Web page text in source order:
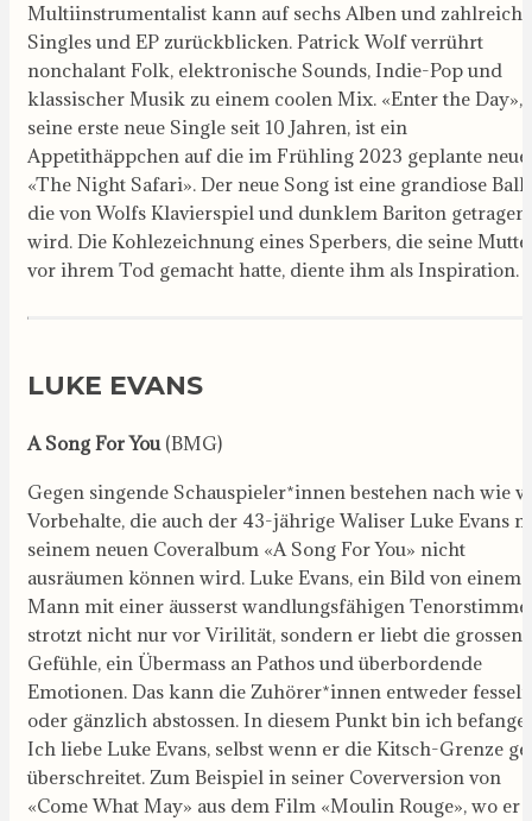
Multiinstrumentalist kann auf sechs Alben und zahlreiche
Singles und EP zurückblicken. Patrick Wolf verrührt
nonchalant Folk, elektronische Sounds, Indie-Pop und
klassischer Musik zu einem coolen Mix. «Enter the Day»,
seine erste neue Single seit 10 Jahren, ist ein
Appetithäppchen auf die im Frühling 2023 geplante neue
«The Night Safari». Der neue Song ist eine grandiose
die von Wolfs Klavierspiel und dunklem Bariton getragen
wird. Die Kohlezeichnung eines Sperbers, die seine
vor ihrem Tod gemacht hatte, diente ihm als Inspiration.
LUKE EVANS
A Song For You(BMG)
Gegen singende Schauspieler*innen bestehen nach wie
Vorbehalte, die auch der 43-jährige Waliser Luke Evans
seinem neuen Coveralbum «A Song For You» nicht
ausräumen können wird. Luke Evans, ein Bild von einem
Mann mit einer äusserst wandlungsfähigen Tenorstimme,
strotzt nicht nur vor Virilität, sondern er liebt die grossen
Gefühle, ein Übermass an Pathos und überbordende
Emotionen. Das kann die Zuhörer*innen entweder fesseln
oder gänzlich abstossen. In diesem Punkt bin ich
Ich liebe Luke Evans, selbst wenn er die Kitsch-Grenze
überschreitet. Zum Beispiel in seiner Coverversion von
«Come What May» aus dem Film «Moulin Rouge», wo er